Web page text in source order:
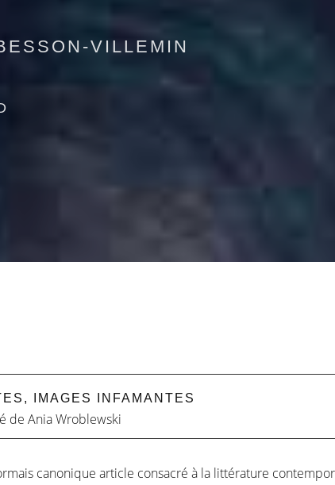
VILLEMIN
IMAGES INFAMANTES
de Ania Wroblewski
canonique article consacré à la littérature